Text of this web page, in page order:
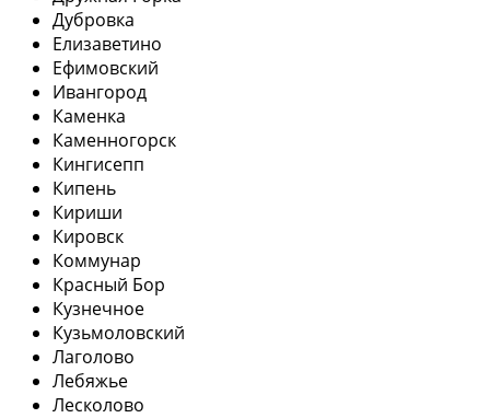
Дубровка
Елизаветино
Ефимовский
Ивангород
Каменка
Каменногорск
Кингисепп
Кипень
Кириши
Кировск
Коммунар
Красный Бор
Кузнечное
Кузьмоловский
Лаголово
Лебяжье
Лесколово